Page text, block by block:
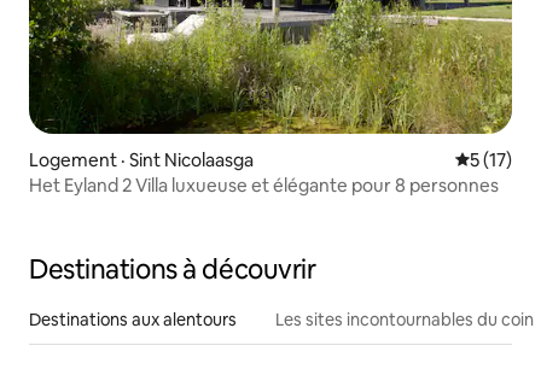
Logement · Sint Nicolaasga Note
5 (17)
Het Eyland 2 Villa luxueuse et élégante pour 8 personnes
Destinations à découvrir
Destinations aux alentours Les sites incontournables du coin